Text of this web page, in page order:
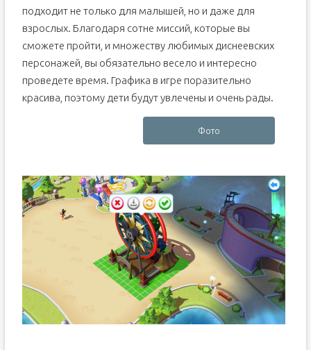
подходит не только для малышей, но и даже для
взрослых. Благодаря сотне миссий, которые вы
сможете пройти, и множеству любимых диснеевских
персонажей, вы обязательно весело и интересно
проведете время. Графика в игре поразительно
красива, поэтому дети будут увлечены и очень рады.
Фото